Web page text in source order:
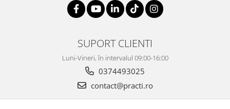
SUPORT CLIENTI
Luni-Vineri, în intervalul 09:00-16:00
0374493025
contact@practi.ro